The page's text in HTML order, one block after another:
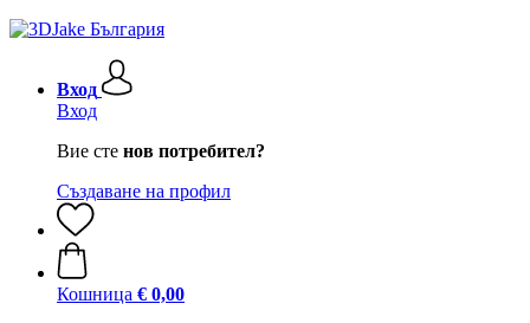
Вход
Вход
Вие сте нов потребител?
Създаване на профил
Кошница € 0,00